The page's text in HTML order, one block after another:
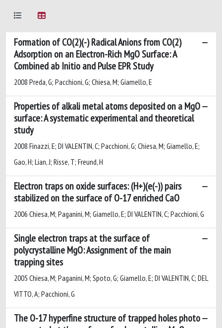
Formation of CO(2)(-) Radical Anions from CO(2)
Adsorption on an Electron-Rich MgO Surface: A
Combined ab Initio and Pulse EPR Study
2008 Preda, G; Pacchioni, G; Chiesa, M; Giamello, E
Properties of alkali metal atoms deposited on a MgO
surface: A systematic experimental and theoretical
study
2008 Finazzi, E; DI VALENTIN, C; Pacchioni, G; Chiesa, M; Giamello, E;
Gao, H; Lian, J; Risse, T; Freund, H
Electron traps on oxide surfaces: (H+)(e(-)) pairs
stabilized on the surface of O-17 enriched CaO
2006 Chiesa, M; Paganini, M; Giamello, E; DI VALENTIN, C; Pacchioni, G
Single electron traps at the surface of
polycrystalline MgO: Assignment of the main
trapping sites
2005 Chiesa, M; Paganini, M; Spoto, G; Giamello, E; DI VALENTIN, C; DEL
VITTO, A; Pacchioni, G
The O-17 hyperfine structure of trapped holes photo